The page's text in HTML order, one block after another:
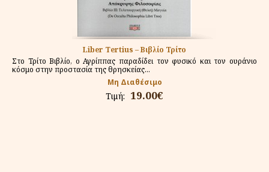
Liber Tertius – Βιβλίο Τρίτο
Στο Τρίτο Βιβλίο, ο Αγρίππας παραδίδει τον φυσικό και τον ουράνιο
κόσμο στην προστασία της θρησκείας...
Μη Διαθέσιμο
Τιμή: 19.00€